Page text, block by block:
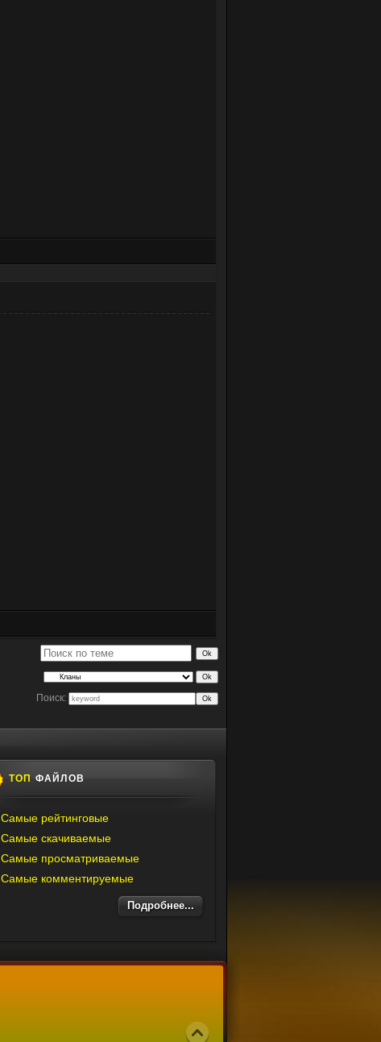
Поиск:
ТОП ФАЙЛОВ
Самые рейтинговые
Самые скачиваемые
Самые просматриваемые
Самые комментируемые
Подробнее...